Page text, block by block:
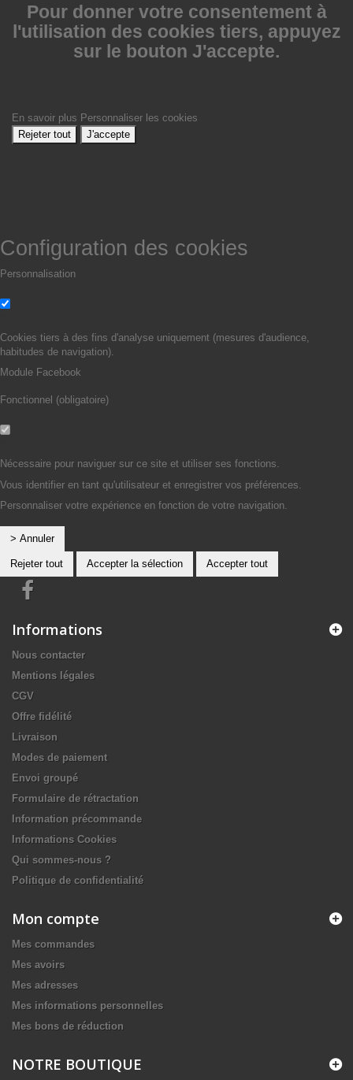
Pour donner votre consentement à
l'utilisation des cookies tiers, appuyez
sur le bouton J'accepte.
En savoir plus Personnaliser les cookies
Rejeter tout
J'accepte
Configuration des cookies
Personnalisation
Cookies tiers à des fins d'analyse uniquement (mesures d'audience,
habitudes de navigation).
Module Facebook
Fonctionnel (obligatoire)
Nécessaire pour naviguer sur ce site et utiliser ses fonctions.
Vous identifier en tant qu'utilisateur et enregistrer vos préférences.
Personnaliser votre expérience en fonction de votre navigation.
> Annuler
Rejeter tout Accepter la sélection Accepter tout
Informations
Nous contacter
Mentions légales
CGV
Offre fidélité
Livraison
Modes de paiement
Envoi groupé
Formulaire de rétractation
Information précommande
Informations Cookies
Qui sommes-nous ?
Politique de confidentialité
Mon compte
Mes commandes
Mes avoirs
Mes adresses
Mes informations personnelles
Mes bons de réduction
NOTRE BOUTIQUE